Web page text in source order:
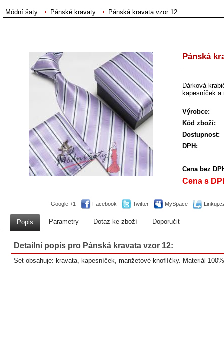
Módní šaty Pánské kravaty Pánská kravata vzor 12
Pánská
Dárková
kapesníček
Výrobce:
Kód zboží:
Dostupnost:
DPH:
Cena bez
Cena s
Google +1 Facebook Twitter MySpace
Popis Parametry Dotaz ke zboží Doporučit
Detailní popis pro Pánská kravata vzor 12:
Set obsahuje: kravata, kapesníček, manžetové knoflíčky. Materiál